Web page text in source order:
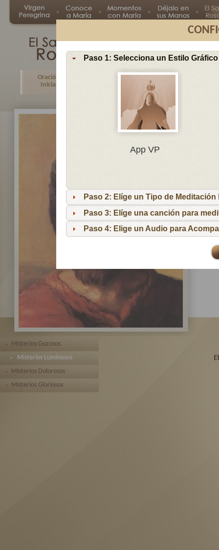
Paso 1: Selecciona un Estilo Gráfico
App VP
Paso 2: Elíge un Tipo de Meditación
Paso 3: Elíge una canción para
Paso 4: Elige un Audio para
Oración
Inicial
Misterio
Misterios Gozosos
Misterios Luminosos
Misterios Dolorosos
Misterios Gloriosos